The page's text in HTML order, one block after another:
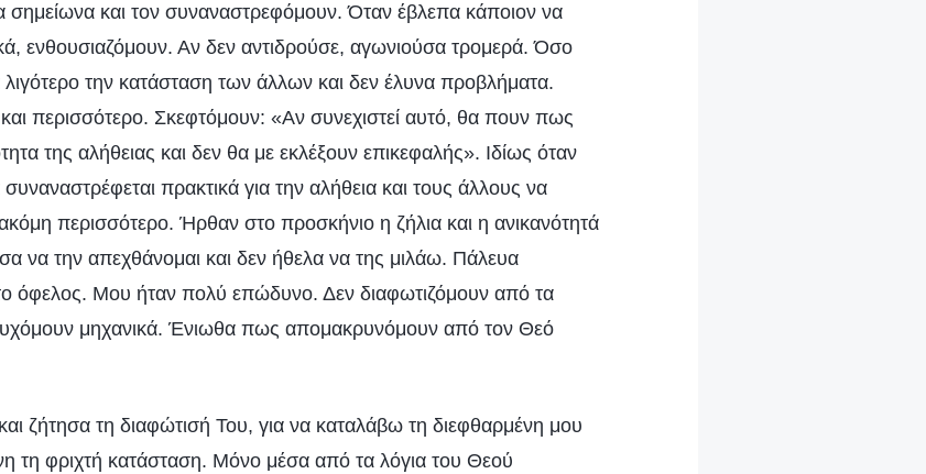
και τον συναναστρεφόμουν. Όταν έβλεπα κάποιον να
ενθουσιαζόμουν. Αν δεν αντιδρούσε, αγωνιούσα τρομερά. Όσο
την κατάσταση των άλλων και δεν έλυνα προβλήματα.
περισσότερο. Σκεφτόμουν: «Αν συνεχιστεί αυτό, θα πουν πως
της αλήθειας και δεν θα με εκλέξουν επικεφαλής». Ιδίως όταν
πρακτικά για την αλήθεια και τους άλλους να
περισσότερο. Ήρθαν στο προσκήνιο η ζήλια και η ανικανότητά
να την απεχθάνομαι και δεν ήθελα να της μιλάω. Πάλευα
όφελος. Μου ήταν πολύ επώδυνο. Δεν διαφωτιζόμουν από τα
μηχανικά. Ένιωθα πως απομακρυνόμουν από τον Θεό
ζήτησα τη διαφώτισή Του, για να καταλάβω τη διεφθαρμένη μου
τη φριχτή κατάσταση. Μόνο μέσα από τα λόγια του Θεού